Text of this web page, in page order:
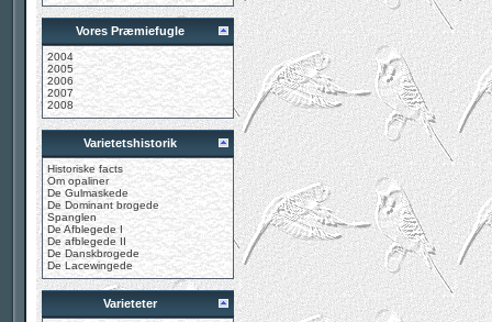
Vores Præmiefugle
2004
2005
2006
2007
2008
Varietetshistorik
Historiske facts
Om opaliner
De Gulmaskede
De Dominant brogede
Spanglen
De Afblegede I
De afblegede II
De Danskbrogede
De Lacewingede
Varieteter